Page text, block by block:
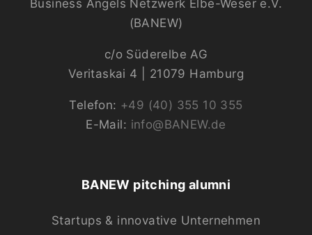
Business Angels Netzwerk Elbe-Weser e.V.
(BANEW)
c/o Süderelbe AG
Veritaskai 4 | 21079 Hamburg
Telefon: +49 (40) 355 10 355
E-Mail: info@BANEW.de
BANEW pitching alumni
Startups & innovative Unternehmen